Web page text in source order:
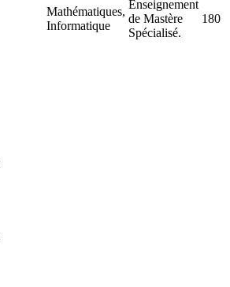
Mathématiques,
Informatique
Enseignement
de Mastère
Spécialisé.
180